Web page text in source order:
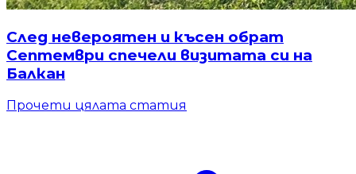
След невероятен и късен обрат
Септември спечели визитата си на
Балкан
Прочети цялата статия